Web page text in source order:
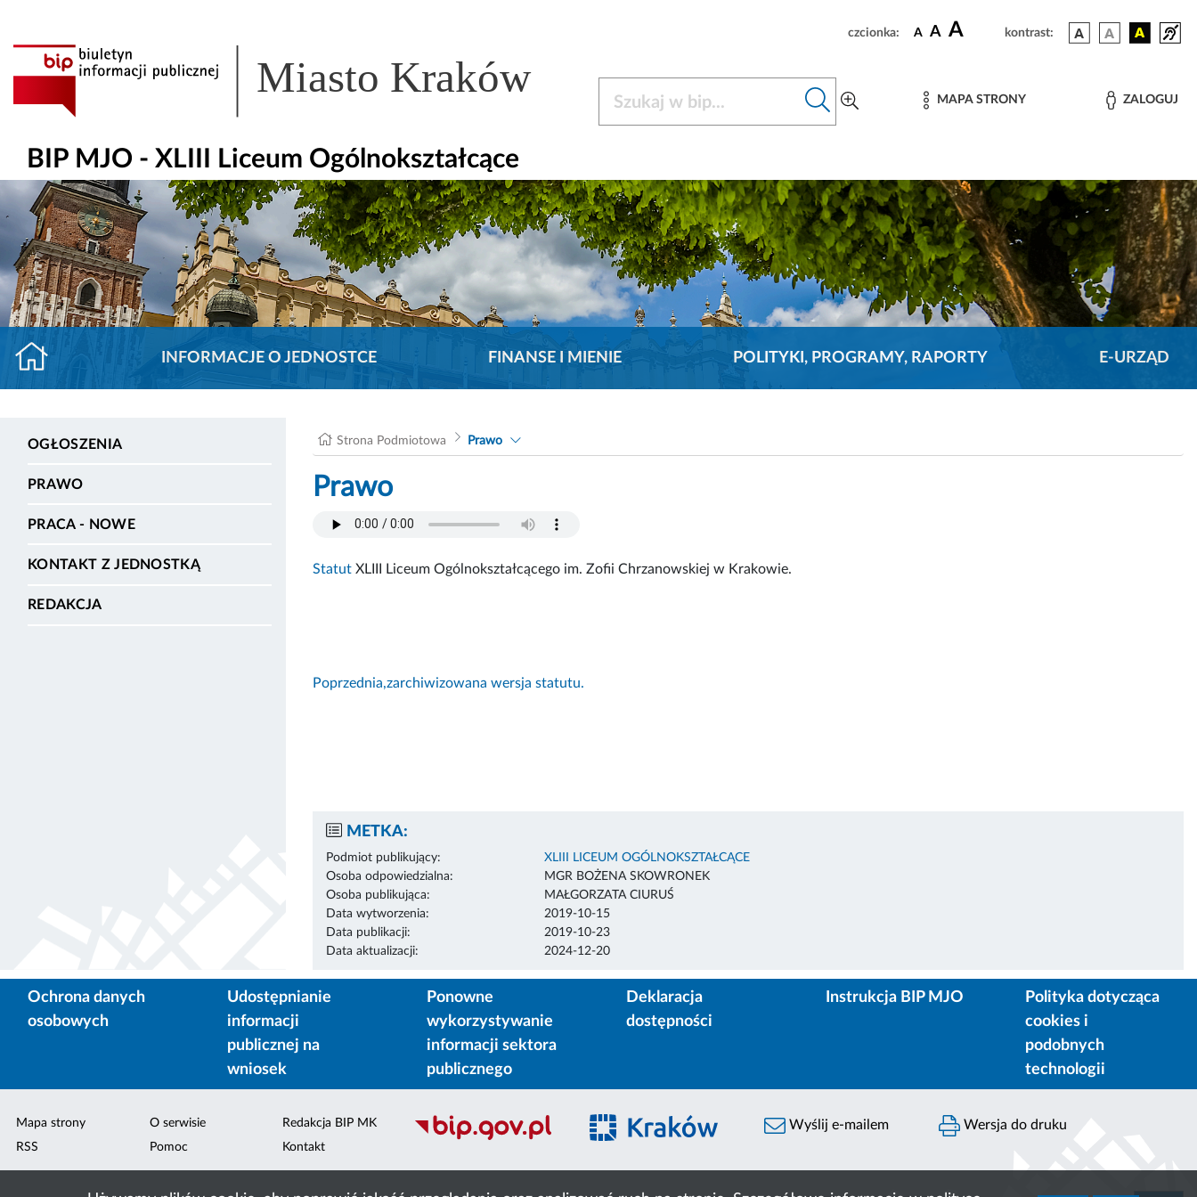
czcionka: A A A kontrast:
Miasto Kraków MAPA STRONY ZALOGUJ
BIP MJO - XLIII Liceum Ogólnokształcące
INFORMACJE O JEDNOSTCE FINANSE I MIENIE POLITYKI, PROGRAMY, RAPORTY E-URZĄD
OGŁOSZENIA
PRAWO
PRACA - NOWE
KONTAKT Z JEDNOSTKĄ
REDAKCJA
Strona Podmiotowa Prawo
Prawo
Statut XLIII Liceum Ogólnokształcącego im. Zofii Chrzanowskiej w Krakowie.
Poprzednia,zarchiwizowana wersja statutu.
METKA:
Podmiot publikujący:
XLIII LICEUM OGÓLNOKSZTAŁCĄCE
Osoba odpowiedzialna:
MGR BOŻENA SKOWRONEK
Osoba publikująca:
MAŁGORZATA CIURUŚ
Data wytworzenia:
2019-10-15
Data publikacji:
2019-10-23
Data aktualizacji:
2024-12-20
Ochrona danych
osobowych
Udostępnianie
informacji
publicznej na
wniosek
Ponowne
wykorzystywanie
informacji sektora
publicznego
Deklaracja
dostępności
Instrukcja BIP MJO
Polityka dotycząca
cookies i
podobnych
technologii
Mapa strony
RSS
O serwisie
Pomoc
Redakcja BIP MK
Kontakt
Wyślij e-mailem Wersja do druku